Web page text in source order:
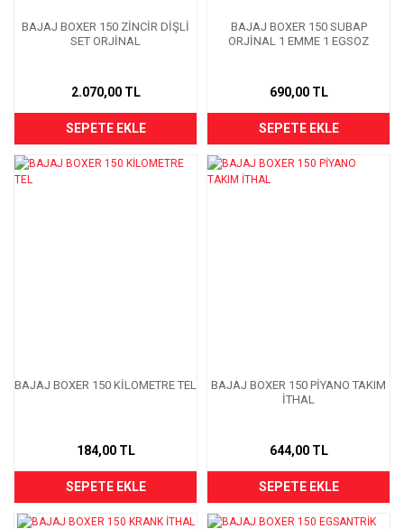
BAJAJ BOXER 150 ZİNCİR DİŞLİ
SET ORJİNAL
2.070,00 TL
SEPETE EKLE
BAJAJ BOXER 150 SUBAP
ORJİNAL 1 EMME 1 EGSOZ
690,00 TL
SEPETE EKLE
BAJAJ BOXER 150 KİLOMETRE TEL
184,00 TL
SEPETE EKLE
BAJAJ BOXER 150 PİYANO TAKIM
İTHAL
644,00 TL
SEPETE EKLE